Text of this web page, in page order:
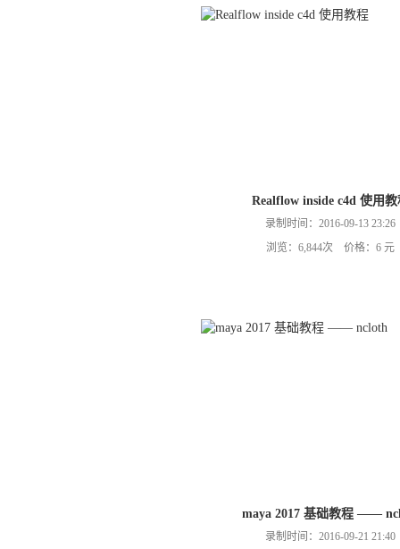
Realflow inside c4d 使用教
录制时间：2016-09-13 23:26
浏览：6,844次 价格：6 元
maya 2017 基础教程 ——
录制时间：2016-09-21 21:40